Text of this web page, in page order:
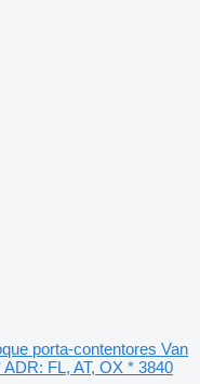
porta-contentores Van
FL, AT, OX * 3840